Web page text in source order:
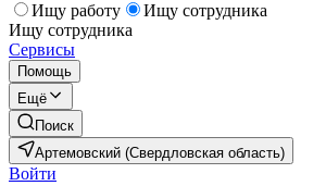
Ищу работу
Ищу сотрудника
Ищу сотрудника
Сервисы
Помощь
Ещё
Поиск
Артемовский (Свердловская область)
Войти